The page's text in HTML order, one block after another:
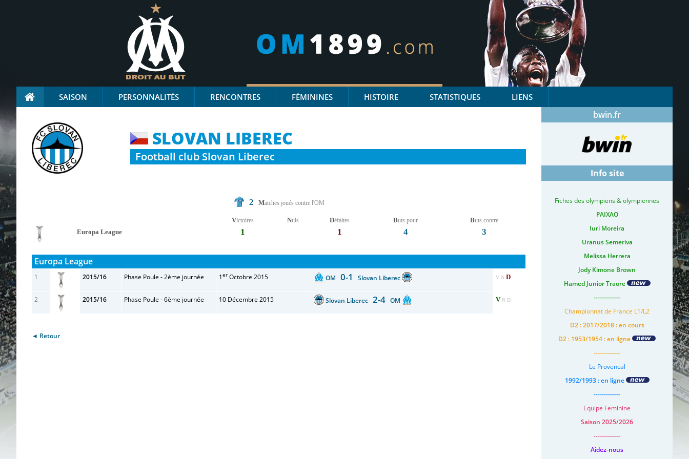
SAISON PERSONNALITÉS RENCONTRES FÉMININES HISTOIRE STATISTIQUES LIENS
SLOVAN LIBEREC
Football club Slovan Liberec
2 Matches joués contre l'OM
Victoires Nuls Défaites Buts pour Buts contre
Europa League 1 1 4 3
Europa League
1 2015/16 Phase Poule - 2ème journée 1er Octobre 2015 OM 0-1 Slovan Liberec V N D
2 2015/16 Phase Poule - 6ème journée 10 Décembre 2015 Slovan Liberec 2-4 OM V N D
◄ Retour
bwin.fr
Info site
Fiches des olympiens & olympiennes
PAIXAO
Iuri Moreira
Uranus Semeriva
Melissa Herrera
Jody Kimone Brown
Hamed Junior Traore
-------------
Championnat de France L1/L2
D2 : 2017/2018 : en cours
D2 : 1953/1954 : en ligne
-------------
Le Provencal
1992/1993 : en ligne
-------------
Equipe Feminine
Saison 2025/2026
-------------
Aidez-nous